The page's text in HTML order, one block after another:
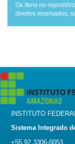
Os itens no
direitos reservados,
INSTITUTO
Sistema Integrado
+55 92 3306-0053